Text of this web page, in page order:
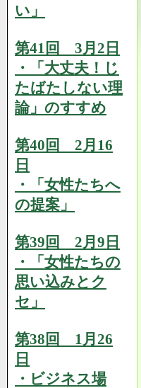
い」
第41回 3月2日
・「大丈夫！じ
たばたしない理
論」のすすめ
第40回 2月16
日
・「女性たちへ
の提案」
第39回 2月9日
・「女性たちの
思い込みとク
セ」
第38回 1月26
日
・ビジネス場